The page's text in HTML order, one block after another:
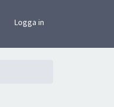
Logga in